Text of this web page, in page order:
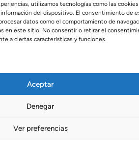
utilizamos tecnologías como las cookies
información del dispositivo. El consentimiento de
datos como el comportamiento de
en este sitio. No consentir o retirar el
a ciertas características y funciones.
Aceptar
Denegar
Ver preferencias